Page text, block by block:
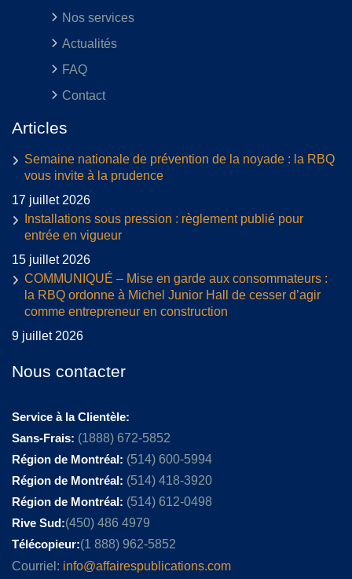
Nos services
Actualités
FAQ
Contact
Articles
Semaine nationale de prévention de la noyade : la RBQ
vous invite à la prudence
17 juillet 2026
Installations sous pression : règlement publié pour
entrée en vigueur
15 juillet 2026
COMMUNIQUÉ – Mise en garde aux consommateurs :
la RBQ ordonne à Michel Junior Hall de cesser d’agir
comme entrepreneur en construction
9 juillet 2026
Nous contacter
Service à la Clientèle:
Sans-Frais: (1888) 672-5852
Région de Montréal: (514) 600-5994
Région de Montréal: (514) 418-3920
Région de Montréal: (514) 612-0498
Rive Sud:(450) 486 4979
Télécopieur:(1 888) 962-5852
Courriel: info@affairespublications.com